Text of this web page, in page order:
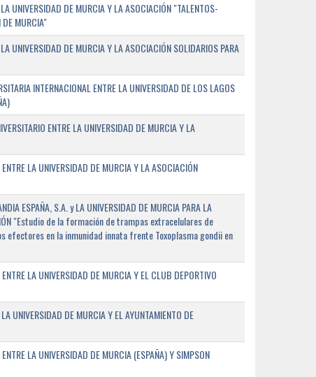
UNIVERSIDAD DE MURCIA Y LA ASOCIACIÓN "TALENTOS-
DE MURCIA"
UNIVERSIDAD DE MURCIA Y LA ASOCIACIÓN SOLIDARIOS PARA
INTERNACIONAL ENTRE LA UNIVERSIDAD DE LOS LAGOS
ENTRE LA UNIVERSIDAD DE MURCIA Y LA
LA UNIVERSIDAD DE MURCIA Y LA ASOCIACIÓN
ESPAÑA, S.A. y LA UNIVERSIDAD DE MURCIA PARA LA
"Estudio de la formación de trampas extracelulares de
efectores en la inmunidad innata frente Toxoplasma gondii en
LA UNIVERSIDAD DE MURCIA Y EL CLUB DEPORTIVO
UNIVERSIDAD DE MURCIA Y EL AYUNTAMIENTO DE
LA UNIVERSIDAD DE MURCIA (ESPAÑA) Y SIMPSON